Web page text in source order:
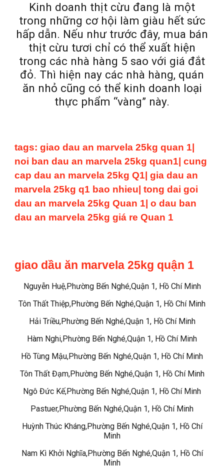
Kinh doanh thịt cừu đang là một
trong những cơ hội làm giàu hết sức
hấp dẫn. Nếu như trước đây, mua bán
thịt cừu tươi chỉ có thể xuất hiện
trong các nhà hàng 5 sao với giá đắt
đỏ. Thì hiện nay các nhà hàng, quán
ăn nhỏ cũng có thể kinh doanh loại
thực phẩm “vàng” này.
tags: giao dau an marvela 25kg quan 1|
noi ban dau an marvela 25kg quan1| cung
cap dau an marvela 25kg Q1| gia dau an
marvela 25kg q1 bao nhieu| tong dai goi
dau an marvela 25kg Quan 1| o dau ban
dau an marvela 25kg giá re Quan 1
giao dầu ăn marvela 25kg quận 1
Nguyễn Huệ,Phường Bến Nghé,Quận 1, Hồ Chí Minh
Tôn Thất Thiệp,Phường Bến Nghé,Quận 1, Hồ Chí Minh
Hải Triều,Phường Bến Nghé,Quận 1, Hồ Chí Minh
Hàm Nghi,Phường Bến Nghé,Quận 1, Hồ Chí Minh
Hồ Tùng Mậu,Phường Bến Nghé,Quận 1, Hồ Chí Minh
Tôn Thất Đạm,Phường Bến Nghé,Quận 1, Hồ Chí Minh
Ngô Đức Kế,Phường Bến Nghé,Quận 1, Hồ Chí Minh
Pastuer,Phường Bến Nghé,Quận 1, Hồ Chí Minh
Huỳnh Thúc Kháng,Phường Bến Nghé,Quận 1, Hồ Chí
Minh
Nam Kì Khởi Nghĩa,Phường Bến Nghé,Quận 1, Hồ Chí
Minh